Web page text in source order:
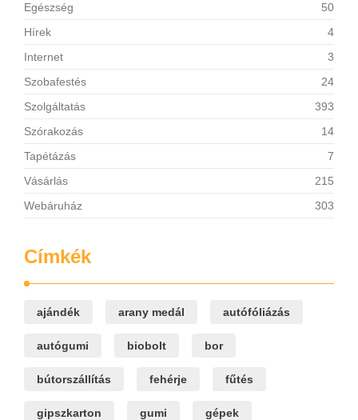
Egészség
50
Hírek
4
Internet
3
Szobafestés
24
Szolgáltatás
393
Szórakozás
14
Tapétázás
7
Vásárlás
215
Webáruház
303
Címkék
ajándék arany medál autófóliázás
autógumi biobolt bor
bútorszállítás fehérje fűtés
gipszkarton gumi gépek